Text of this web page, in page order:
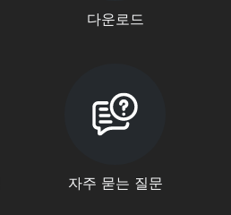
다운로드
자주 묻는 질문